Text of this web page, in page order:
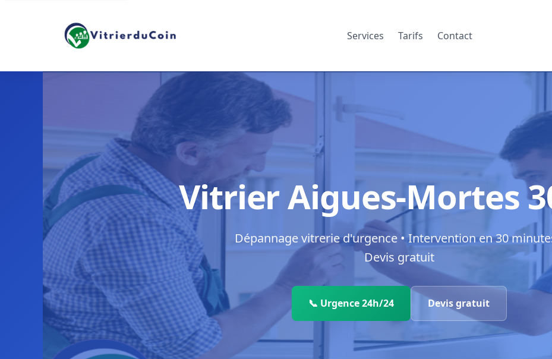
Services Tarifs Contact
Vitrier Aigues-Mortes
Dépannage vitrerie d'urgence • Intervention en 30
Devis gratuit
📞 Urgence 24h/24 Devis gratuit